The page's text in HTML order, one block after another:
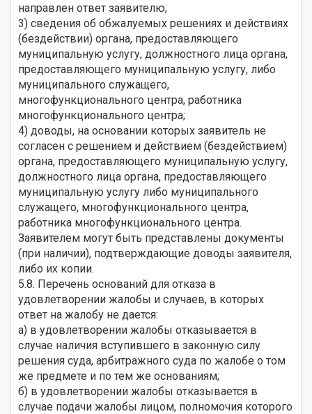
направлен ответ заявителю;
3) сведения об обжалуемых решениях и действиях
(бездействии) органа, предоставляющего
муниципальную услугу, должностного лица органа,
предоставляющего муниципальную услугу, либо
муниципального служащего,
многофункционального центра, работника
многофункционального центра;
4) доводы, на основании которых заявитель не
согласен с решением и действием (бездействием)
органа, предоставляющего муниципальную услугу,
должностного лица органа, предоставляющего
муниципальную услугу либо муниципального
служащего, многофункционального центра,
работника многофункционального центра.
Заявителем могут быть представлены документы
(при наличии), подтверждающие доводы заявителя,
либо их копии.
5.8. Перечень оснований для отказа в
удовлетворении жалобы и случаев, в которых
ответ на жалобу не дается:
а) в удовлетворении жалобы отказывается в
случае наличия вступившего в законную силу
решения суда, арбитражного суда по жалобе о том
же предмете и по тем же основаниям;
б) в удовлетворении жалобы отказывается в
случае подачи жалобы лицом, полномочия которого